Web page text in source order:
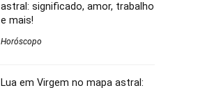
astral: significado, amor, trabalho
e mais!
Horóscopo
Lua em Virgem no mapa astral: